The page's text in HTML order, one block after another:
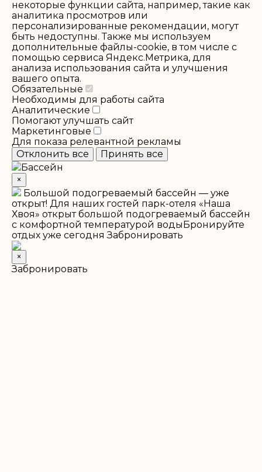
некоторые функции сайта, например, такие как
аналитика просмотров или
персонализированные рекомендации, могут
быть недоступны. Также мы используем
дополнительные файлы-cookie, в том числе с
помощью сервиса Яндекс.Метрика, для
анализа использования сайта и улучшения
вашего опыта.
Обязательные
Необходимы для работы сайта
Аналитические
Помогают улучшать сайт
Маркетинговые
Для показа релевантной рекламы
Отклонить все
Принять все
Бассейн
×
Большой подогреваемый бассейн — уже
открыт! Для наших гостей парк-отеля «Наша
Хвоя» открыт большой подогреваемый бассейн
с комфортной температурой водыБронируйте
отдых уже сегодня Забронировать
×
Забронировать